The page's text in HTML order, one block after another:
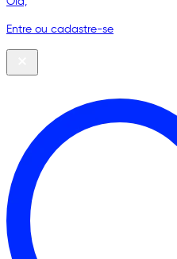
Entre ou cadastre-se